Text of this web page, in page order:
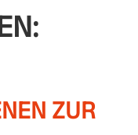
ZUR